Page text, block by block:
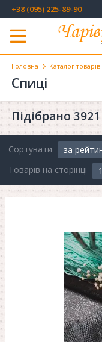
+38 (095) 225-89-90
Меню
Головна Каталог товарів
Спиці
Підібрано
Сортувати за
Товарів на сторінці